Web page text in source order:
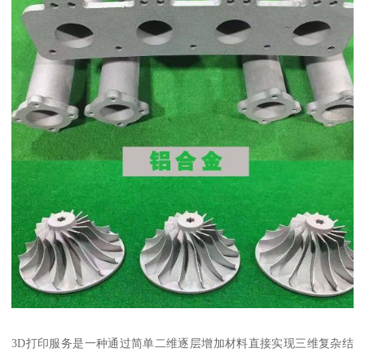
3D打印服务是一种通过简单二维逐层增加材料直接实现三维复杂结